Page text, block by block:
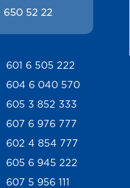
601 6 505 222
604 6 040 570
605 3 852 333
607 6 976 777
602 4 854 777
605 6 945 222
607 5 956 111